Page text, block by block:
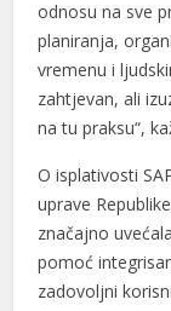
odnosu na sve
planiranja,
vremenu i
zahtjevan, ali
na tu praksu“,
O isplativosti
uprave
značajno
pomoć
zadovoljni